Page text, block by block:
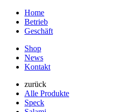
Home
Betrieb
Geschäft
Shop
News
Kontakt
zurück
Alle Produkte
Speck